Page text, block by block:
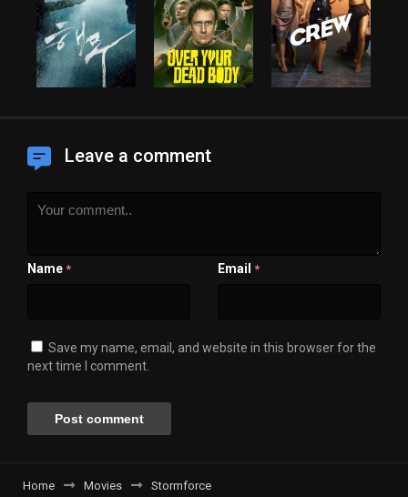
Leave a comment
Name * Email *
Save my name, email, and website in this browser for the
next time I comment.
Home Movies Stormforce